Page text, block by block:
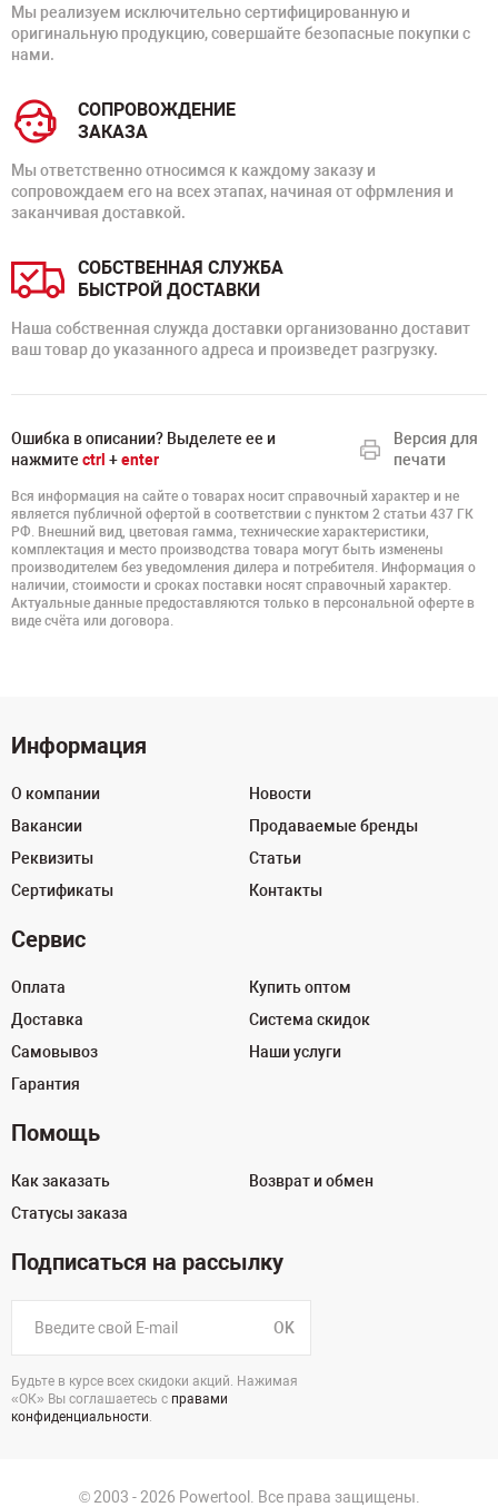
Мы реализуем исключительно сертифицированную и
оригинальную продукцию, совершайте безопасные покупки с
нами.
СОПРОВОЖДЕНИЕ
ЗАКАЗА
Мы ответственно относимся к каждому заказу и
сопровождаем его на всех этапах, начиная от офрмления и
заканчивая доставкой.
СОБСТВЕННАЯ СЛУЖБА
БЫСТРОЙ ДОСТАВКИ
Наша собственная служда доставки организованно доставит
ваш товар до указанного адреса и произведет разгрузку.
Ошибка в описании? Выделете ее и
нажмите ctrl +enter
Версия для
печати
Вся информация на сайте о товарах носит справочный характер и не
является публичной офертой в соответствии с пунктом 2 статьи 437 ГК
РФ. Внешний вид, цветовая гамма, технические характеристики,
комплектация и место производства товара могут быть изменены
производителем без уведомления дилера и потребителя. Информация о
наличии, стоимости и сроках поставки носят справочный характер.
Актуальные данные предоставляются только в персональной оферте в
виде счёта или договора.
Информация
О компании
Вакансии
Реквизиты
Сертификаты
Новости
Продаваемые бренды
Статьи
Контакты
Сервис
Оплата
Доставка
Самовывоз
Гарантия
Купить оптом
Система скидок
Наши услуги
Помощь
Как заказать
Статусы заказа
Возврат и обмен
Подписаться на рассылку
OK
Будьте в курсе всех скидоки акций. Нажимая
«ОК» Вы соглашаетесь с правами
конфиденциальности.
© 2003 - 2026 Powertool. Все права защищены.